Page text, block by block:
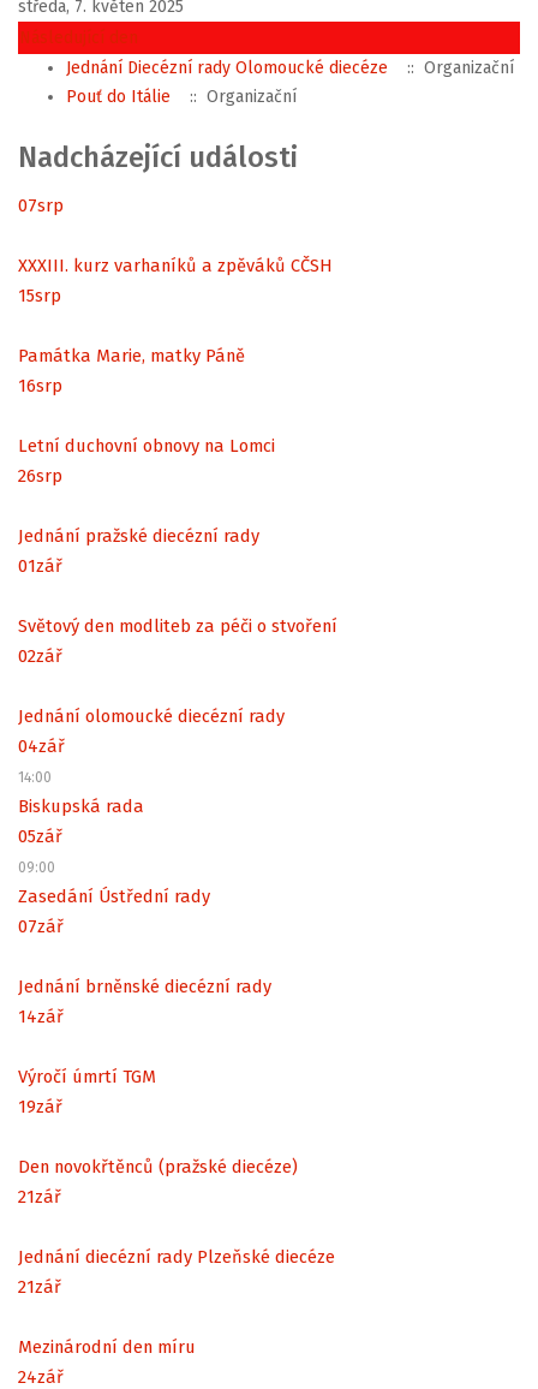
středa, 7. květen 2025
Následující den
Jednání Diecézní rady Olomoucké diecéze
:: Organizační
Pouť do Itálie
:: Organizační
Nadcházející události
07srp
XXXIII. kurz varhaníků a zpěváků CČSH
15srp
Památka Marie, matky Páně
16srp
Letní duchovní obnovy na Lomci
26srp
Jednání pražské diecézní rady
01zář
Světový den modliteb za péči o stvoření
02zář
Jednání olomoucké diecézní rady
04zář
14:00
Biskupská rada
05zář
09:00
Zasedání Ústřední rady
07zář
Jednání brněnské diecézní rady
14zář
Výročí úmrtí TGM
19zář
Den novokřtěnců (pražské diecéze)
21zář
Jednání diecézní rady Plzeňské diecéze
21zář
Mezinárodní den míru
24zář